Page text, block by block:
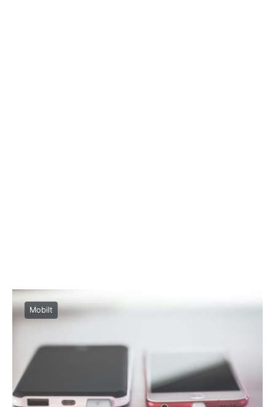
Mobilt